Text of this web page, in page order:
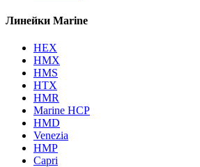
Линейки Marine
HEX
HMX
HMS
HTX
HMR
Marine HCP
HMD
Venezia
HMP
Capri